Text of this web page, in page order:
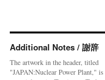
Additional Notes / 謝辞
The artwork in the header, titled
"JAPAN:Nuclear Power Plant," is